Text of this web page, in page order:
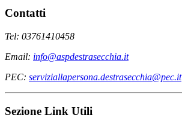
Contatti
Tel: 03761410458
Email: info@aspdestrasecchia.it
PEC: serviziallapersona.destrasecchia@pec.it
Sezione Link Utili